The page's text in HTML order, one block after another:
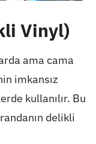
Vinyl)
ama cama
imkansız
kullanılır. Bu
delikli